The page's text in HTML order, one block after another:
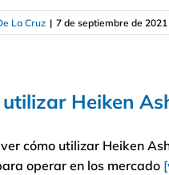
La Cruz | 7 de septiembre de 2021
utilizar Heiken
cómo utilizar Heiken
operar en los mercado